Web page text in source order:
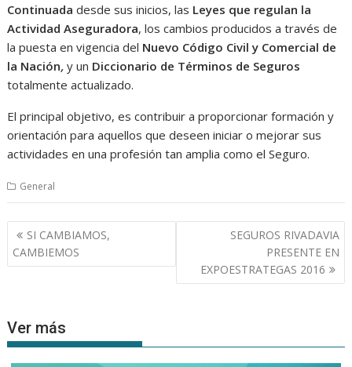
Continuadadesde sus inicios, las Leyes que regulan la
Actividad Aseguradora, los cambios producidos a través de
la puesta en vigencia del Nuevo Código Civil y Comercial de
la Nación,y un Diccionario de Términos de Seguros
totalmente actualizado.
El principal objetivo, es contribuir a proporcionar formación y
orientación para aquellos que deseen iniciar o mejorar sus
actividades en una profesión tan amplia como el Seguro.
General
Navegación
de
entradas
SI CAMBIAMOS,
CAMBIEMOS
SEGUROS RIVADAVIA
PRESENTE EN
EXPOESTRATEGAS 2016
Ver más